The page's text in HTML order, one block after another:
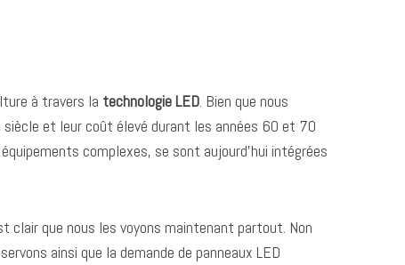
à travers la technologie LED. Bien que nous
siècle et leur coût élevé durant les années 60 et 70
complexes, se sont aujourd’hui intégrées
clair que nous les voyons maintenant partout. Non
ainsi que la demande de panneaux LED